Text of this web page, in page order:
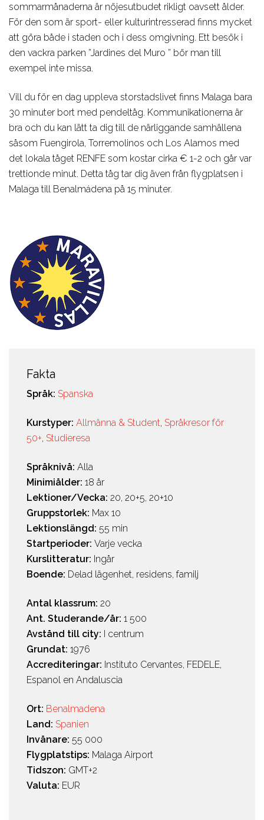
sommarmånaderna är nöjesutbudet rikligt oavsett ålder.
För den som är sport- eller kulturintresserad finns mycket
att göra både i staden och i dess omgivning. Ett besök i
den vackra parken ”Jardines del Muro ” bör man till
exempel inte missa.
Vill du för en dag uppleva storstadslivet finns Malaga bara
30 minuter bort med pendeltåg. Kommunikationerna är
bra och du kan lätt ta dig till de närliggande samhällena
såsom Fuengirola, Torremolinos och Los Alamos med
det lokala tåget RENFE som kostar cirka € 1-2 och går var
trettionde minut. Detta tåg tar dig även från flygplatsen i
Malaga till Benalmádena på 15 minuter.
Fakta
Språk: Spanska
Kurstyper: Allmänna & Student, Språkresor för
50+, Studieresa
Språknivå: Alla
Minimiålder: 18 år
Lektioner/Vecka: 20, 20+5, 20+10
Gruppstorlek: Max 10
Lektionslängd: 55 min
Startperioder: Varje vecka
Kurslitteratur: Ingår
Boende: Delad lägenhet, residens, familj
Antal klassrum: 20
Ant. Studerande/år: 1 500
Avstånd till city:
I centrum
Grundat: 1976
Accrediteringar: Instituto Cervantes, FEDELE,
Espanol en Andaluscia
Ort: Benalmadena
Land: Spanien
Invånare: 55 000
Flygplatstips: Malaga Airport
Tidszon: GMT+2
Valuta: EUR